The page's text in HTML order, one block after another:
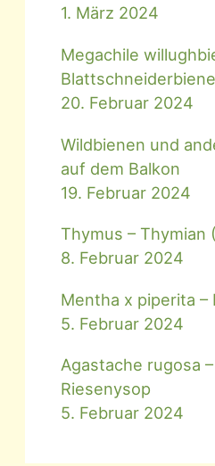
1. März 2024
Megachile
Blattschneiderbiene
20. Februar 2024
Wildbienen und
auf dem Balkon
19. Februar 2024
Thymus – Thymian
8. Februar 2024
Mentha x piperita
5. Februar 2024
Agastache rugosa
Riesenysop
5. Februar 2024